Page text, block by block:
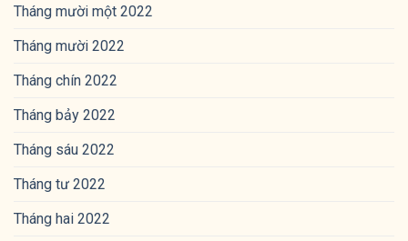
Tháng mười một 2022
Tháng mười 2022
Tháng chín 2022
Tháng bảy 2022
Tháng sáu 2022
Tháng tư 2022
Tháng hai 2022